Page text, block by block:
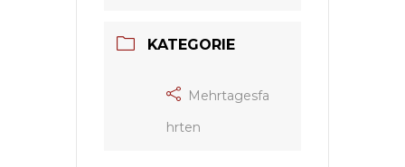
KATEGORIE
Mehrtagesfa
hrten